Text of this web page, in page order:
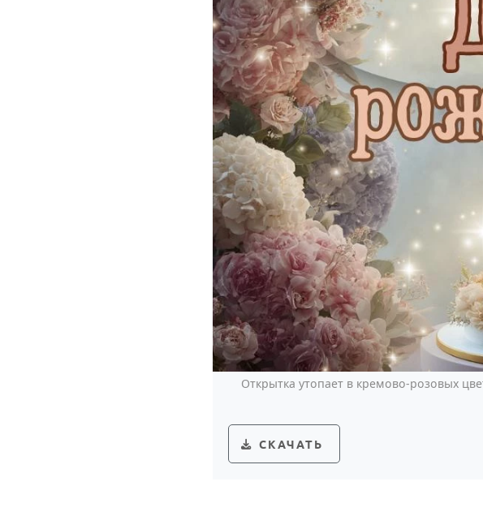
Открытка утопает в кремово-розовых
СКАЧАТЬ